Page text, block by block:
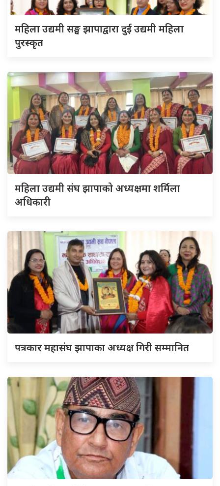
महिला उद्यमी सङ्घ झापाद्वारा दुई उद्यमी महिला
पुरस्कृत
महिला उद्यमी संघ झापाको अध्यक्षमा शर्मिला
अधिकारी
पत्रकार महासंघ झापाका अध्यक्ष गिरी सम्मानित